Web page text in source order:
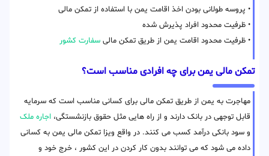
• پروسه طولانی بودن اخذ اقامت یمن با استفاده از تمکن مالی
• ظرفیت محدود افراد پذیرش شده
• ظرفیت محدود اقامت یمن از طریق تمکن مالی سفارت کشور
تمکن مالی یمن برای چه افرادی مناسب است؟
مهاجرت به یمن از طریق تمکن مالی برای کسانی مناسب است که سرمایه
قابل توجهی در بانک دارند و از راه هایی مثل حقوق بازنشستگی، اجاره ملک
و سود بانکی درآمد کسب می کنند. در واقع ویزا تمکن مالی یمن به کسانی
داده می شود که می توانند بدون کار کردن در این کشور ، خرج خود و